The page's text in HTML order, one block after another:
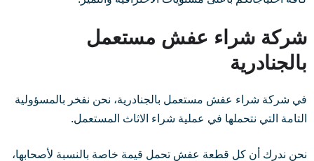
شركة شراء عفش مستعمل
بالجنادرية
في شركة شراء عفش مستعمل بالجنادرية، نحن نفخر بالمسؤولية
التامة التي نتحملها في عملية شراء الاثاث المستعمل.
نحن ندرك أن كل قطعة عفش تحمل قيمة خاصة بالنسبة لأصحابها،